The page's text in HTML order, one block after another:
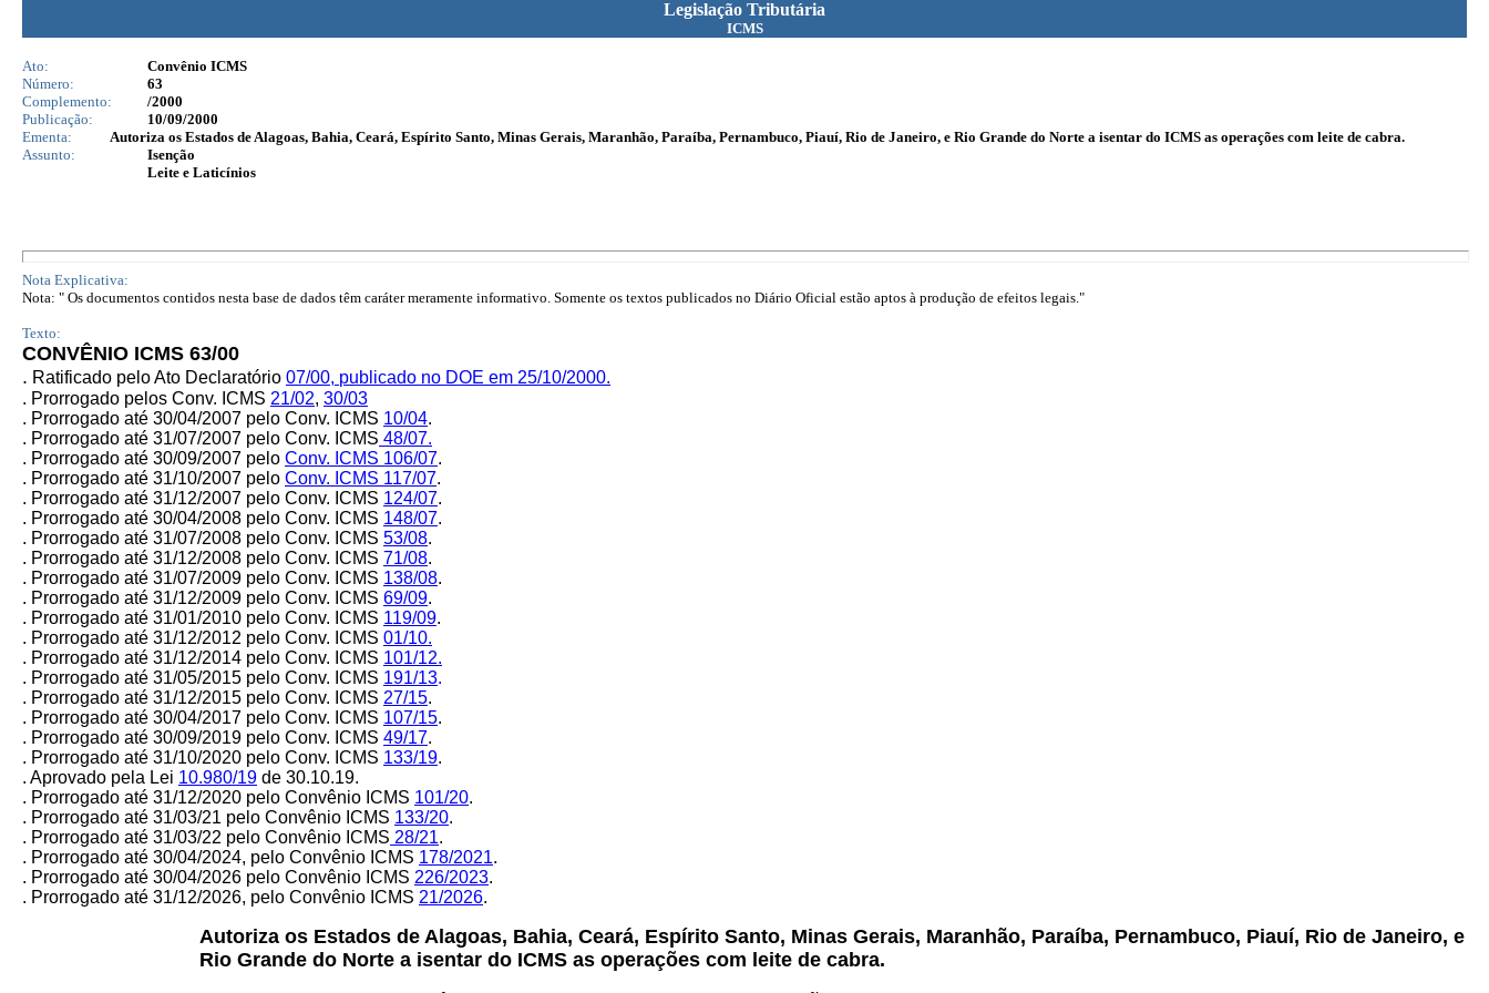
Legislação Tributária
ICMS
Ato:
Convênio ICMS
Número:
63
Complemento:
/2000
Publicação:
10/09/2000
Ementa:
Autoriza os Estados de Alagoas, Bahia, Ceará, Espírito Santo, Minas Gerais, Maranhão, Paraíba, Pernambuco, Piauí, Rio de Janeiro, e Rio Grande do Norte a isentar do ICMS as operações com leite de cabra.
Assunto:
Isenção
Leite e Laticínios
Nota Explicativa:
Nota: " Os documentos contidos nesta base de dados têm caráter meramente informativo. Somente os textos publicados no Diário Oficial estão aptos à produção de efeitos legais."
Texto:
CONVÊNIO ICMS 63/00
. Ratificado pelo Ato Declaratório 07/00, publicado no DOE em 25/10/2000.
. Prorrogado pelos Conv. ICMS 21/02, 30/03
. Prorrogado até 30/04/2007 pelo Conv. ICMS 10/04.
. Prorrogado até 31/07/2007 pelo Conv. ICMS 48/07.
. Prorrogado até 30/09/2007 pelo Conv. ICMS 106/07.
. Prorrogado até 31/10/2007 pelo Conv. ICMS 117/07.
. Prorrogado até 31/12/2007 pelo Conv. ICMS 124/07.
. Prorrogado até 30/04/2008 pelo Conv. ICMS 148/07.
. Prorrogado até 31/07/2008 pelo Conv. ICMS 53/08.
. Prorrogado até 31/12/2008 pelo Conv. ICMS 71/08.
. Prorrogado até 31/07/2009 pelo Conv. ICMS 138/08.
. Prorrogado até 31/12/2009 pelo Conv. ICMS 69/09.
. Prorrogado até 31/01/2010 pelo Conv. ICMS 119/09.
. Prorrogado até 31/12/2012 pelo Conv. ICMS 01/10.
. Prorrogado até 31/12/2014 pelo Conv. ICMS 101/12.
. Prorrogado até 31/05/2015 pelo Conv. ICMS 191/13.
. Prorrogado até 31/12/2015 pelo Conv. ICMS 27/15.
. Prorrogado até 30/04/2017 pelo Conv. ICMS 107/15.
. Prorrogado até 30/09/2019 pelo Conv. ICMS 49/17.
. Prorrogado até 31/10/2020 pelo Conv. ICMS 133/19.
. Aprovado pela Lei 10.980/19 de 30.10.19.
. Prorrogado até 31/12/2020 pelo Convênio ICMS 101/20.
. Prorrogado até 31/03/21 pelo Convênio ICMS 133/20.
. Prorrogado até 31/03/22 pelo Convênio ICMS 28/21.
. Prorrogado até 30/04/2024, pelo Convênio ICMS 178/2021.
. Prorrogado até 30/04/2026 pelo Convênio ICMS 226/2023.
. Prorrogado até 31/12/2026, pelo Convênio ICMS 21/2026.
Autoriza os Estados de Alagoas, Bahia, Ceará, Espírito Santo, Minas Gerais, Maranhão, Paraíba, Pernambuco, Piauí, Rio de Janeiro, e
Rio Grande do Norte a isentar do ICMS as operações com leite de cabra.